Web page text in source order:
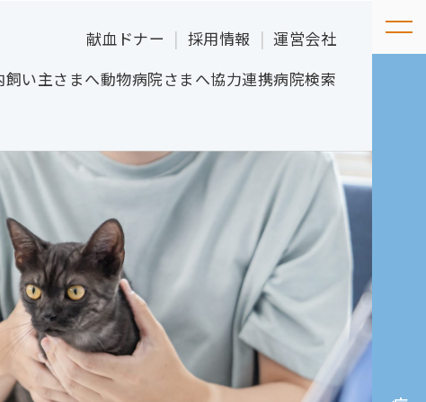
献血ドナー 採用情報
運営会社
飼い主さまへ動物病院さまへ協力連携病院検索